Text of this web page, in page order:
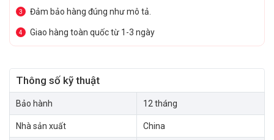
3 Đảm bảo hàng đúng như mô tả.
4 Giao hàng toàn quốc từ 1-3 ngày
Thông số kỹ thuật
Bảo hành 12 tháng
Nhà sản xuất China